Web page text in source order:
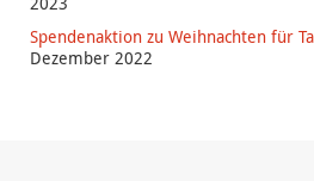
Spendenaktion zu Weihnachten für
Dezember 2022